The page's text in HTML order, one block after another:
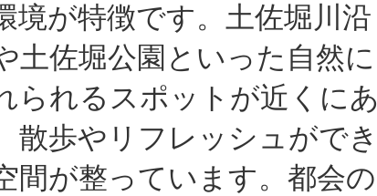
境が特徴です。土佐堀川沿
土佐堀公園といった自然に
られるスポットが近くにあ
散歩やリフレッシュができ
間が整っています。都会の